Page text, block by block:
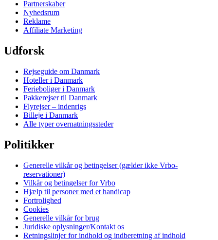
Partnerskaber
Nyhedsrum
Reklame
Affiliate Marketing
Udforsk
Rejseguide om Danmark
Hoteller i Danmark
Ferieboliger i Danmark
Pakkerejser til Danmark
Flyrejser – indenrigs
Billeje i Danmark
Alle typer overnatningssteder
Politikker
Generelle vilkår og betingelser (gælder ikke Vrbo-
reservationer)
Vilkår og betingelser for Vrbo
Hjælp til personer med et handicap
Fortrolighed
Cookies
Generelle vilkår for brug
Juridiske oplysninger/Kontakt os
Retningslinjer for indhold og indberetning af indhold